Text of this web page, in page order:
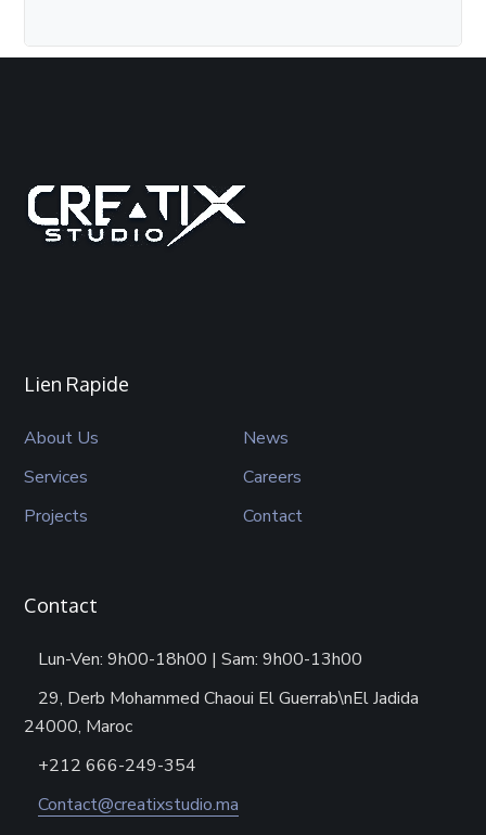
Lien Rapide
About Us
News
Services
Careers
Projects
Contact
Contact
Lun-Ven: 9h00-18h00 | Sam: 9h00-13h00
29, Derb Mohammed Chaoui El Guerrab\nEl Jadida
24000, Maroc
+212 666-249-354
Contact@creatixstudio.ma